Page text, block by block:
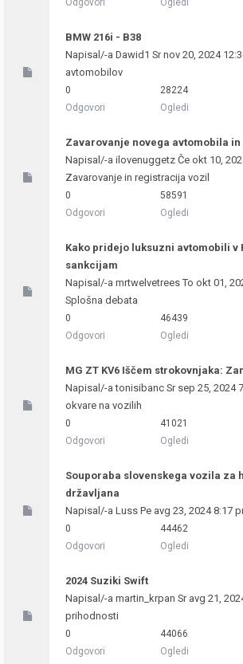
Odgovori Ogledi
BMW 216i - B38
Napisal/-a Dawid1 Sr nov 20, 2024
avtomobilov
0
Odgovori
28224
Ogledi
Zavarovanje novega avtomobila
Napisal/-a ilovenuggetz Če okt 10,
Zavarovanje in registracija vozil
0
Odgovori
58591
Ogledi
Kako pridejo luksuzni avtomobili v
sankcijam
Napisal/-a mrtwelvetreesTo okt 01,
Splošna debata
0
Odgovori
46439
Ogledi
MG ZT KV6 Iščem strokovnjaka:
Napisal/-atonisibanc Sr sep 25, 2024
okvare na vozilih
0
Odgovori
41021
Ogledi
Souporaba slovenskega vozila za
državljana
Napisal/-a Luss Pe avg 23, 2024 8:17
0
Odgovori
44462
Ogledi
2024 Suziki Swift
Napisal/-a martin_krpan Sr avg 21,
prihodnosti
0
Odgovori
44066
Ogledi